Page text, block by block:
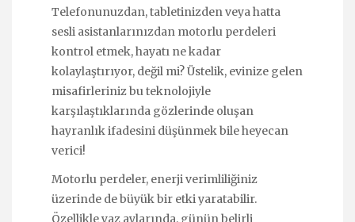
Telefonunuzdan, tabletinizden veya hatta
sesli asistanlarınızdan motorlu perdeleri
kontrol etmek, hayatı ne kadar
kolaylaştırıyor, değil mi? Üstelik, evinize gelen
misafirleriniz bu teknolojiyle
karşılaştıklarında gözlerinde oluşan
hayranlık ifadesini düşünmek bile heyecan
verici!
Motorlu perdeler, enerji verimliliğiniz
üzerinde de büyük bir etki yaratabilir.
Özellikle yaz aylarında, günün belirli